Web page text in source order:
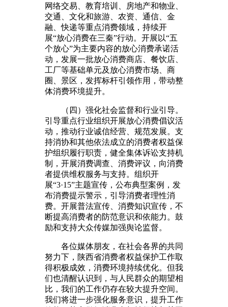
网络交易、教育培训、房地产和物业、
交通、文化和旅游、农资、通信、金
融、快递等重点消费领域，持续开
展“放心消费在三秦”行动。开展以“五
个放心”为主要内容的放心消费承诺活
动，发展一批放心消费商店、餐饮店、
工厂等基础单元及放心消费市场、商
圈、景区，发挥标杆引领作用，带动整
体消费环境提升。
（四）强化社会监督和行业引导。
引导重点行业组织开展放心消费倡议活
动，推动行业诚信经营、规范发展。支
持消协和其他依法成立的消费者权益保
护组织履行职责，健全集体诉讼支持机
制，开展消费调查、消费评议，向消费
者提供维权服务与支持。组织开
展“3·15”主题宣传，公布典型案例，发
布消费提示警示，引导消费者理性消
费。开展普法宣传、消费知识宣传，不
断提高消费者的防范意识和依能力。鼓
励和支持大众传媒加强舆论监督。
各位媒体朋友，在社会各界的共同
努力下，陕西省消费者权益保护工作取
得积极成效，消费环境持续优化。但我
们也清醒认识到，与人民群众的期望相
比，我们的工作仍存在较大提升空间。
我们将进一步强化服务意识，提升工作